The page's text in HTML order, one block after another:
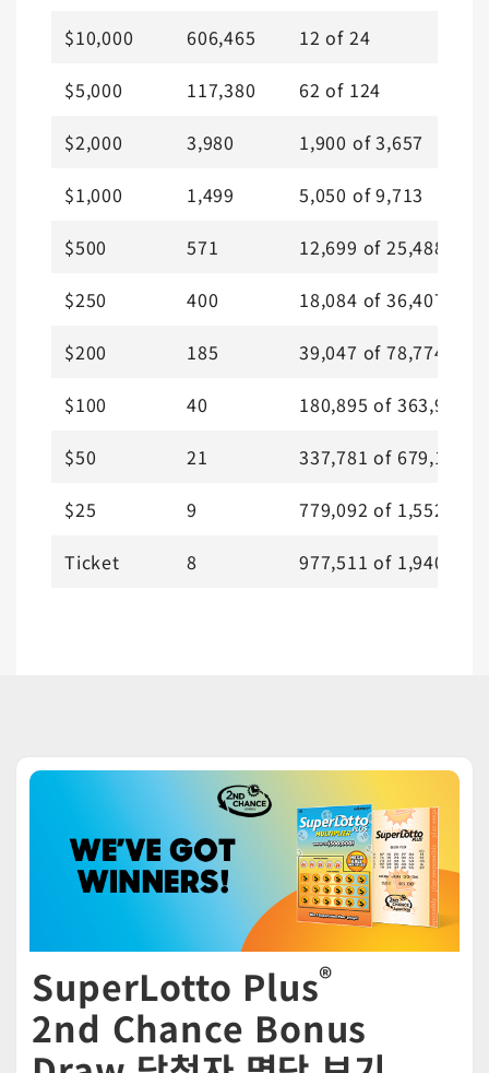
$10,000 606,465 12of 24
$5,000
117,380 62of 124
$2,000
3,980 1,900 of3,657
$1,000
1,499 5,050 of9,713
$500
571 12,699 of25,488
$250
400 18,084 of36,407
$200
185 39,047 of78,774
$100
40 180,895of 363,962
$50
21 337,781of 679,182
$25
9 779,092of 1,552,668
Ticket
8 977,511of 1,940,688
SuperLotto Plus®
2nd Chance Bonus